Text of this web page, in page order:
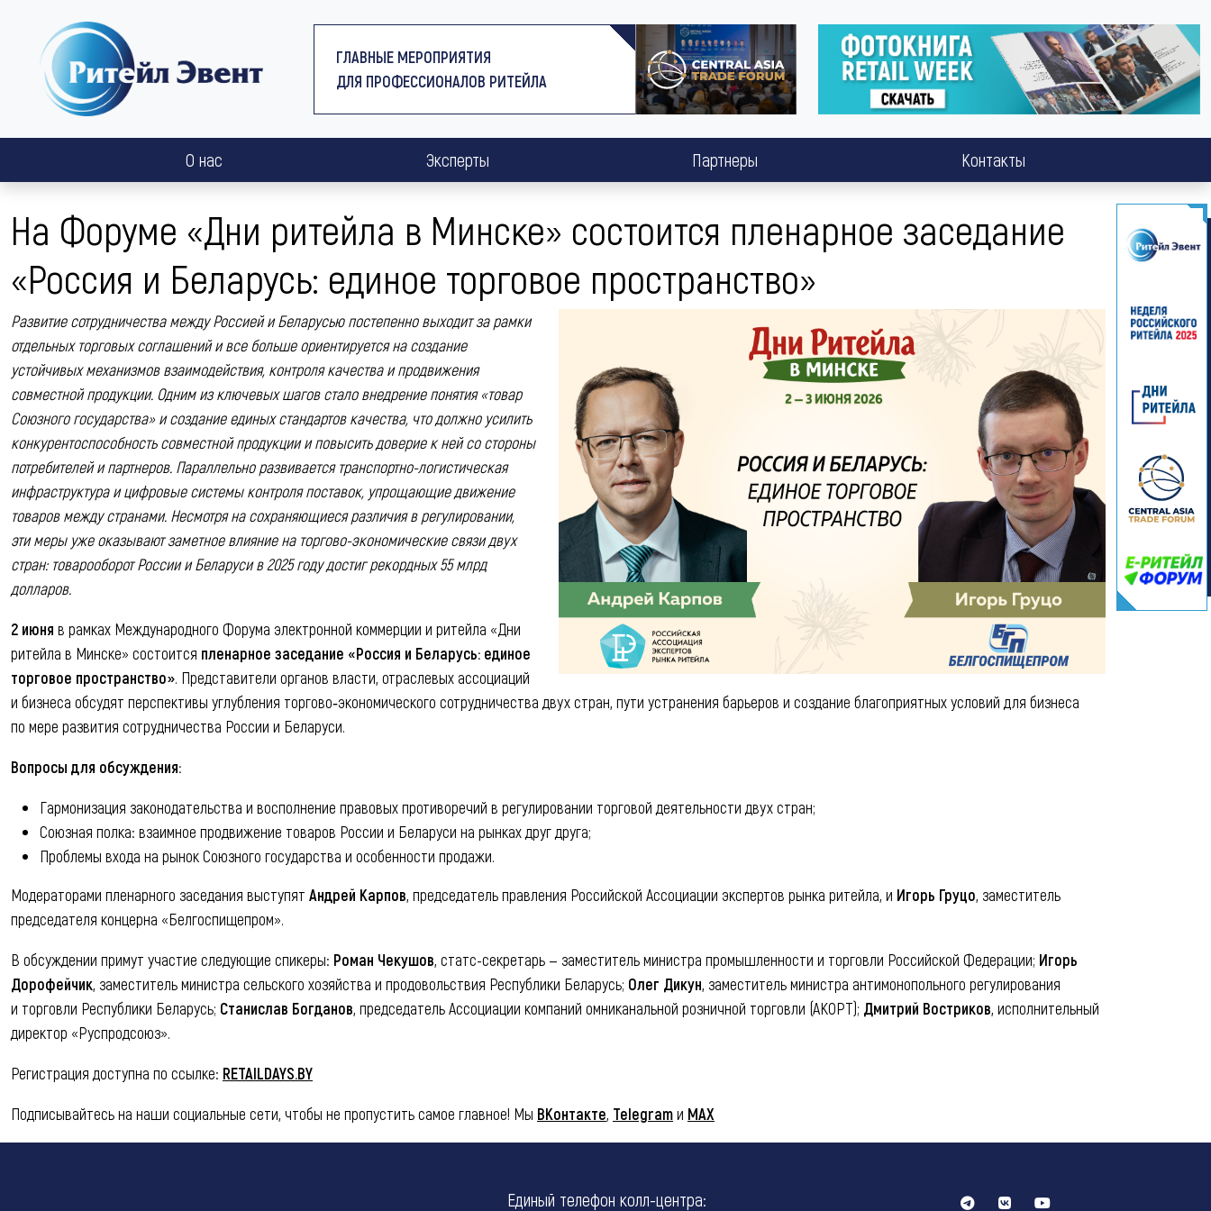
ГЛАВНЫЕ МЕРОПРИЯТИЯ
ДЛЯ ПРОФЕССИОНАЛОВ РИТЕЙЛА
О нас Эксперты Партнеры Контакты
На Форуме «Дни ритейла в Минске» состоится пленарное заседание
«Россия и Беларусь: единое торговое пространство»
Развитие сотрудничества между Россией и Беларусью постепенно выходит за рамки
отдельных торговых соглашений и все больше ориентируется на создание
устойчивых механизмов взаимодействия, контроля качества и продвижения
совместной продукции. Одним из ключевых шагов стало внедрение понятия «товар
Союзного государства» и создание единых стандартов качества, что должно усилить
конкурентоспособность совместной продукции и повысить доверие к ней со стороны
потребителей и партнеров. Параллельно развивается транспортно-логистическая
инфраструктура и цифровые системы контроля поставок, упрощающие движение
товаров между странами. Несмотря на сохраняющиеся различия в регулировании,
эти меры уже оказывают заметное влияние на торгово-экономические связи двух
стран: товарооборот России и Беларуси в 2025 году достиг рекордных 55 млрд
долларов.
2 июня в рамках Международного Форума электронной коммерции и ритейла «Дни
ритейла в Минске» состоится пленарное заседание «Россия и Беларусь: единое
торговое пространство». Представители органов власти, отраслевых ассоциаций
и бизнеса обсудят перспективы углубления торгово‑экономического сотрудничества двух стран, пути устранения барьеров и создание благоприятных условий для бизнеса
по мере развития сотрудничества России и Беларуси.
Вопросы для обсуждения:
Гармонизация законодательства и восполнение правовых противоречий в регулировании торговой деятельности двух стран;
Союзная полка: взаимное продвижение товаров России и Беларуси на рынках друг друга;
Проблемы входа на рынок Союзного государства и особенности продажи.
Модераторами пленарного заседания выступят Андрей Карпов, председатель правления Российской Ассоциации экспертов рынка ритейла, и Игорь Груцо, заместитель
председателя концерна «Белгоспищепром».
В обсуждении примут участие следующие спикеры: Роман Чекушов, статс-секретарь — заместитель министра промышленности и торговли Российской Федерации; Игорь
Дорофейчик, заместитель министра сельского хозяйства и продовольствия Республики Беларусь; Олег Дикун, заместитель министра антимонопольного регулирования
и торговли Республики Беларусь; Станислав Богданов, председатель Ассоциации компаний омниканальной розничной торговли (АКОРТ); Дмитрий Востриков, исполнительный
директор «Руспродсоюз».
Регистрация доступна по ссылке: RETAILDAYS.BY
Подписывайтесь на наши социальные сети, чтобы не пропустить самое главное! Мы ВКонтакте, Telegramи MAX
Единый телефон колл-центра: